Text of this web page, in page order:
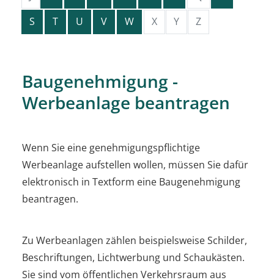
S
T U V W X Y Z
Baugenehmigung -
Werbeanlage beantragen
Wenn Sie eine genehmigungspflichtige
Werbeanlage aufstellen wollen, müssen Sie dafür
elektronisch in Textform eine Baugenehmigung
beantragen.
Zu Werbeanlagen zählen beispielsweise Schilder,
Beschriftungen, Lichtwerbung und Schaukästen.
Sie sind vom öffentlichen Verkehrsraum aus